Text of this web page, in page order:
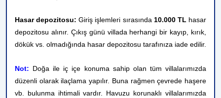
Hasar depozitosu: Giriş işlemleri sırasında 10.000 TL hasar
depozitosu alınır. Çıkış günü villada herhangi bir kayıp, kırık,
dökük vs. olmadığında hasar depozitosu tarafınıza iade edilir.
Not: Doğa ile iç içe konuma sahip olan tüm villalarımızda
düzenli olarak ilaçlama yapılır. Buna rağmen çevrede haşere
vb. bulunma ihtimali vardır. Havuzu korunaklı villalarımızda